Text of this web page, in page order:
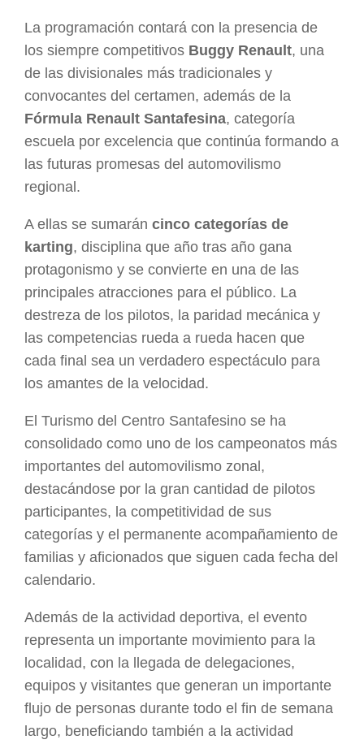
La programación contará con la presencia de
los siempre competitivos Buggy Renault, una
de las divisionales más tradicionales y
convocantes del certamen, además de la
Fórmula Renault Santafesina, categoría
escuela por excelencia que continúa formando a
las futuras promesas del automovilismo
regional.
A ellas se sumarán cinco categorías de
karting, disciplina que año tras año gana
protagonismo y se convierte en una de las
principales atracciones para el público. La
destreza de los pilotos, la paridad mecánica y
las competencias rueda a rueda hacen que
cada final sea un verdadero espectáculo para
los amantes de la velocidad.
El Turismo del Centro Santafesino se ha
consolidado como uno de los campeonatos más
importantes del automovilismo zonal,
destacándose por la gran cantidad de pilotos
participantes, la competitividad de sus
categorías y el permanente acompañamiento de
familias y aficionados que siguen cada fecha del
calendario.
Además de la actividad deportiva, el evento
representa un importante movimiento para la
localidad, con la llegada de delegaciones,
equipos y visitantes que generan un importante
flujo de personas durante todo el fin de semana
largo, beneficiando también a la actividad